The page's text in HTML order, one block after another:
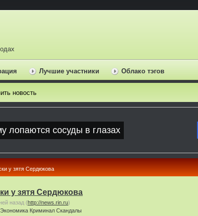
Лучшие участники Облако тэгов
новость
у зятя Сердюкова
у зятя Сердюкова
назад (http://news.rin.ru)
Экономика Криминал Скандалы